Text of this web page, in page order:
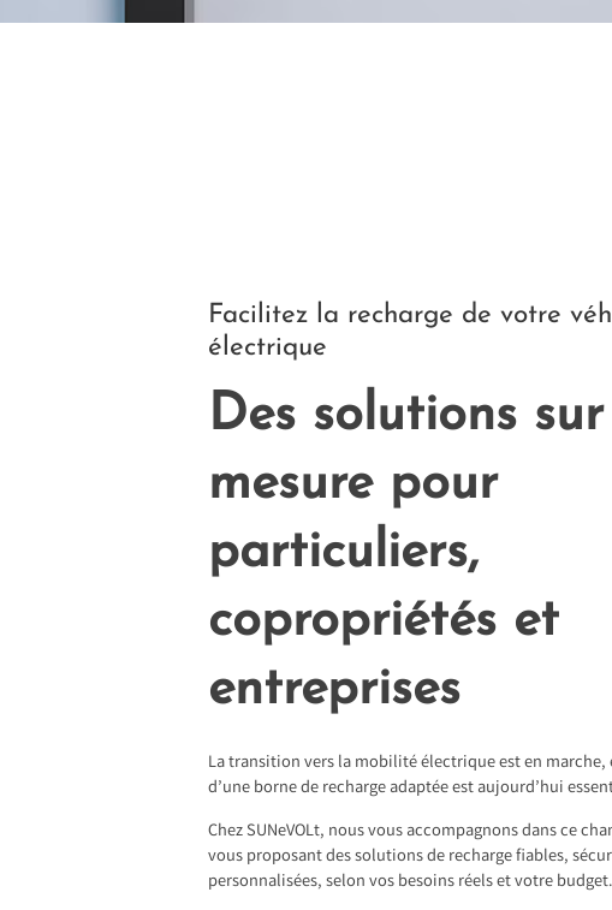
Facilitez la recharge de votre
électrique
Des solutions sur
mesure pour
particuliers,
copropriétés et
entreprises
La transition vers la mobilité électrique est en marche,
d’une borne de recharge adaptée est aujourd’hui
Chez SUNeVOLt, nous vous accompagnons dans ce
vous proposant des solutions de recharge fiables,
personnalisées, selon vos besoins réels et votre budget.